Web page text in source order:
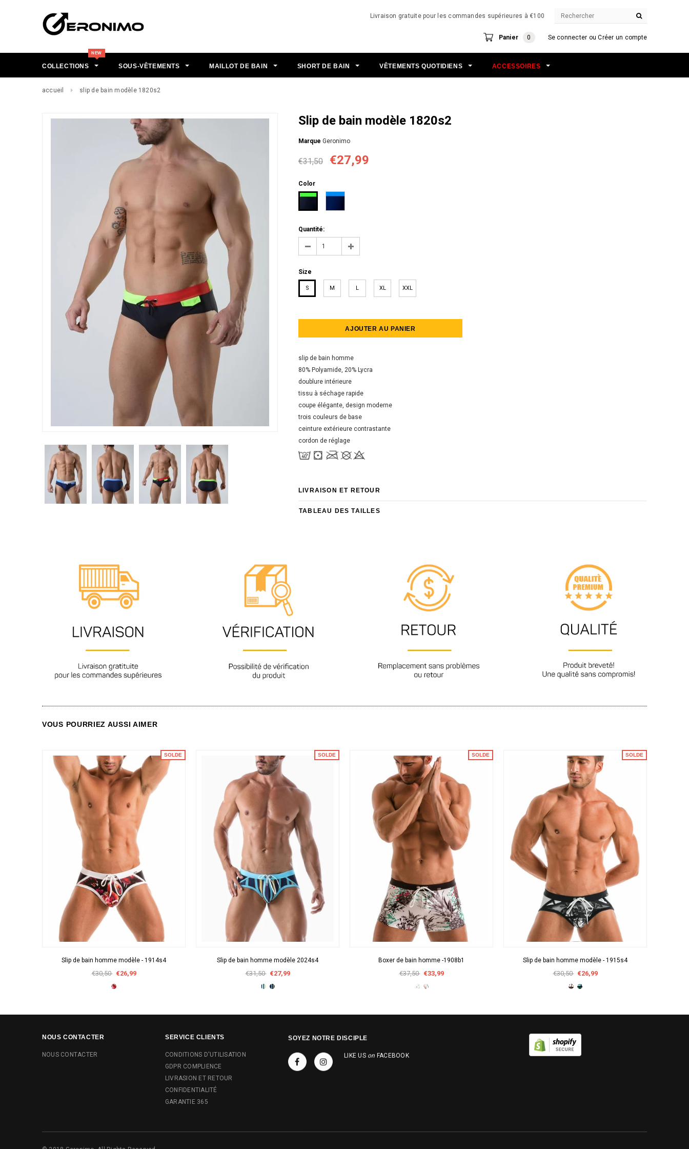
Livraison gratuite pour les commandes supérieures à €100
Se connecter ou Créer un compte
Panier 0
COLLECTIONS SOUS-VÊTEMENTS MAILLOT DE BAIN SHORT DE BAIN VÊTEMENTS QUOTIDIENS ACCESSOIRES
accueil slip de bain modèle 1820s2
Slip de bain modèle 1820s2
Мarque Geronimo
€31,50 €27,99
Color
Quantité:
Size
S M L XL XXL
slip de bain homme
80% Polyamide, 20% Lycra
doublure intérieure
tissu à séchage rapide
coupe élégante, design moderne
trois couleurs de base
ceinture extérieure contrastante
cordon de réglage
LIVRAISON ET RETOUR
TABLEAU DES TAILLES
VOUS POURRIEZ AUSSI AIMER
SOLDE
Slip de bain homme modèle - 1914s4
€30,50 €26,99
SOLDE
APERÇU RAPIDE
Slip de bain homme modèle 2024s4
€31,50 €27,99
SOLDE
APERÇU RAPIDE
Boxer de bain homme -1908b1
€37,50 €33,99
SOLDE
APERÇU RAPIDE
Slip de bain homme modèle - 1915s4
€30,50 €26,99
NOUS CONTACTER
NOUS CONTACTER
SERVICE CLIENTS
CONDITIONS D'UTILISATION
GDPR COMPLIENCE
LIVRASION ET RETOUR
CONFIDENTIALITÉ
GARANTIE 365
SOYEZ NOTRE DISCIPLE
LIKE US on FACEBOOK